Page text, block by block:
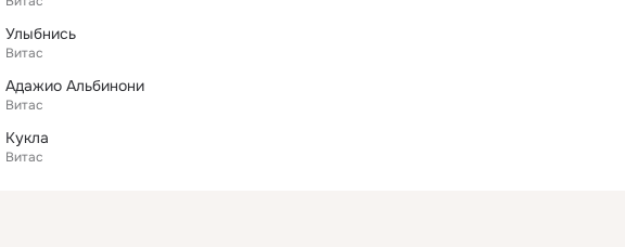
Улыбнись
Витас
Адажио Альбинони
Витас
Кукла
Витас